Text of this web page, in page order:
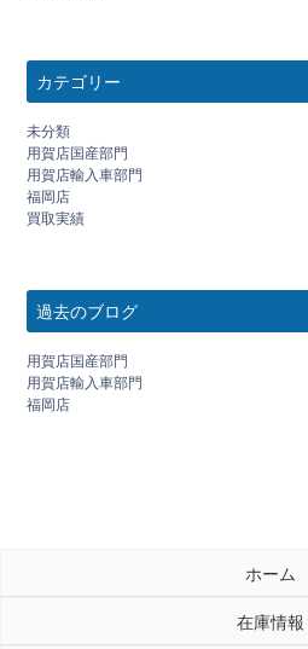
カテゴリー
未分類
用賀店国産部門
用賀店輸入車部門
福岡店
買取実績
過去のブログ
用賀店国産部門
用賀店輸入車部門
福岡店
ホーム
在庫情報